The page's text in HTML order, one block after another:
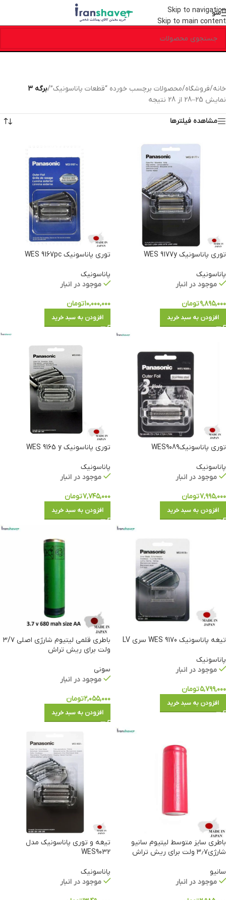
Skip to navigation
Skip to main content
منو
خانه/فروشگاه/محصولات برچسب خورده “قطعات پاناسونیک”/برگه 3
نمایش 25–28 از 28 نتیجه
مشاهده فیلترها
توری پاناسونیک WES 9177y
پاناسونیک
موجود در انبار
۹,۸۹۵,۰۰۰تومان
افزودن به سبد خرید
توری پاناسونیک WES 9167pc
پاناسونیک
موجود در انبار
۱۰,۰۰۰,۰۰۰تومان
افزودن به سبد خرید
توری پاناسونیکWES9089
پاناسونیک
موجود در انبار
۷,۹۹۵,۰۰۰تومان
افزودن به سبد خرید
توری پاناسونیک WES 9165 y
پاناسونیک
موجود در انبار
۷,۷۴۵,۰۰۰تومان
افزودن به سبد خرید
تیغه پاناسونیک WES 9170 سری LV
پاناسونیک
موجود در انبار
۵,۷۹۹,۰۰۰تومان
افزودن به سبد خرید
باطری قلمی لیتیوم شارژی اصلی ۳/۷
ولت برای ریش تراش
سونی
موجود در انبار
۲,۰۵۵,۰۰۰تومان
افزودن به سبد خرید
باطری سایز متوسط لیتیوم سانیو
شارژی۳٫۷ ولت برای ریش تراش
سانیو
موجود در انبار
تیغه و توری پاناسونیک مدل
WES9032
پاناسونیک
موجود در انبار